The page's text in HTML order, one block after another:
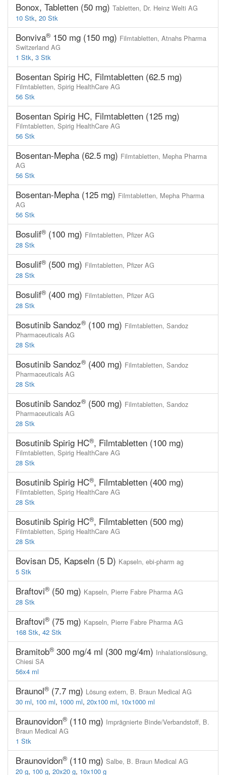
Bonox, Tabletten (50 mg) Tabletten, Dr. Heinz Welti AG
10 Stk, 20 Stk
Bonviva® 150 mg (150 mg) Filmtabletten, Atnahs Pharma
Switzerland AG
1 Stk, 3 Stk
Bosentan Spirig HC, Filmtabletten (62.5 mg)
Filmtabletten, Spirig HealthCare AG
56 Stk
Bosentan Spirig HC, Filmtabletten (125 mg)
Filmtabletten, Spirig HealthCare AG
56 Stk
Bosentan-Mepha (62.5 mg) Filmtabletten, Mepha Pharma
AG
56 Stk
Bosentan-Mepha (125 mg) Filmtabletten, Mepha Pharma
AG
56 Stk
Bosulif® (100 mg) Filmtabletten, Pfizer AG
28 Stk
Bosulif® (500 mg) Filmtabletten, Pfizer AG
28 Stk
Bosulif® (400 mg) Filmtabletten, Pfizer AG
28 Stk
Bosutinib Sandoz® (100 mg) Filmtabletten, Sandoz
Pharmaceuticals AG
28 Stk
Bosutinib Sandoz® (400 mg) Filmtabletten, Sandoz
Pharmaceuticals AG
28 Stk
Bosutinib Sandoz® (500 mg) Filmtabletten, Sandoz
Pharmaceuticals AG
28 Stk
Bosutinib Spirig HC®, Filmtabletten (100 mg)
Filmtabletten, Spirig HealthCare AG
28 Stk
Bosutinib Spirig HC®, Filmtabletten (400 mg)
Filmtabletten, Spirig HealthCare AG
28 Stk
Bosutinib Spirig HC®, Filmtabletten (500 mg)
Filmtabletten, Spirig HealthCare AG
28 Stk
Bovisan D5, Kapseln (5 D) Kapseln, ebi-pharm ag
5 Stk
Braftovi® (50 mg) Kapseln, Pierre Fabre Pharma AG
28 Stk
Braftovi® (75 mg) Kapseln, Pierre Fabre Pharma AG
168 Stk, 42 Stk
Bramitob® 300 mg/4 ml (300 mg/4m) Inhalationslösung,
Chiesi SA
56x4 ml
Braunol® (7.7 mg) Lösung extern, B. Braun Medical AG
30 ml, 100 ml, 1000 ml, 20x100 ml, 10x1000 ml
Braunovidon® (110 mg) Imprägnierte Binde/Verbandstoff, B.
Braun Medical AG
1 Stk
Braunovidon® (110 mg) Salbe, B. Braun Medical AG
20 g, 100 g, 20x20 g, 10x100 g